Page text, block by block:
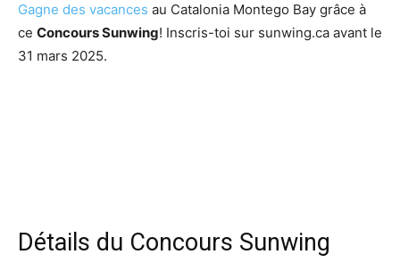
Gagne des vacances au Catalonia Montego Bay grâce à
ce Concours Sunwing! Inscris-toi sur sunwing.ca avant le
31 mars 2025.
Détails du Concours Sunwing